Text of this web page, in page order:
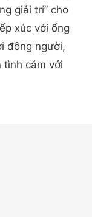
giải trí” cho
xúc với ống
đông người,
tình cảm với